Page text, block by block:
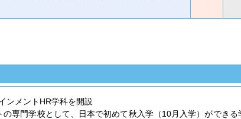
ンメントHR学科を開設
専門学校として、日本で初めて秋入学（10月入学）ができる